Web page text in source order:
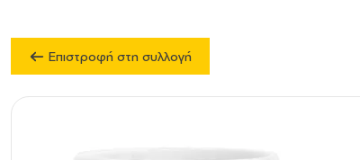
Επιστροφή στη συλλογή